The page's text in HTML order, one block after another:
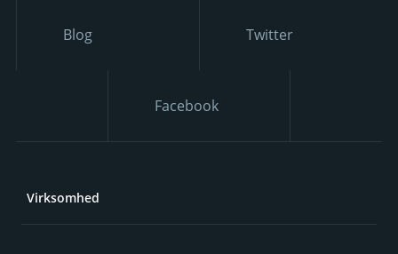
Blog Twitter
Facebook
Virksomhed